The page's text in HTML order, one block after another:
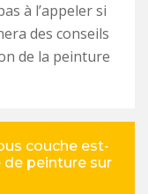
à l’appeler si
des conseils
de la peinture
couche est-
de peinture sur